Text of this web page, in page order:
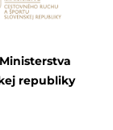
republiky